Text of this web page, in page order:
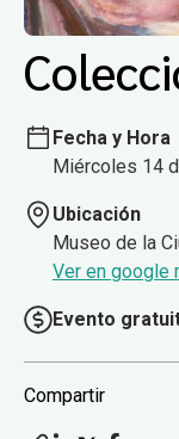
Fecha y Hora
Miércoles 14
Ubicación
Museo de la
Ver en google
Evento
Compartir